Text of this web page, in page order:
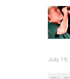
July 19,